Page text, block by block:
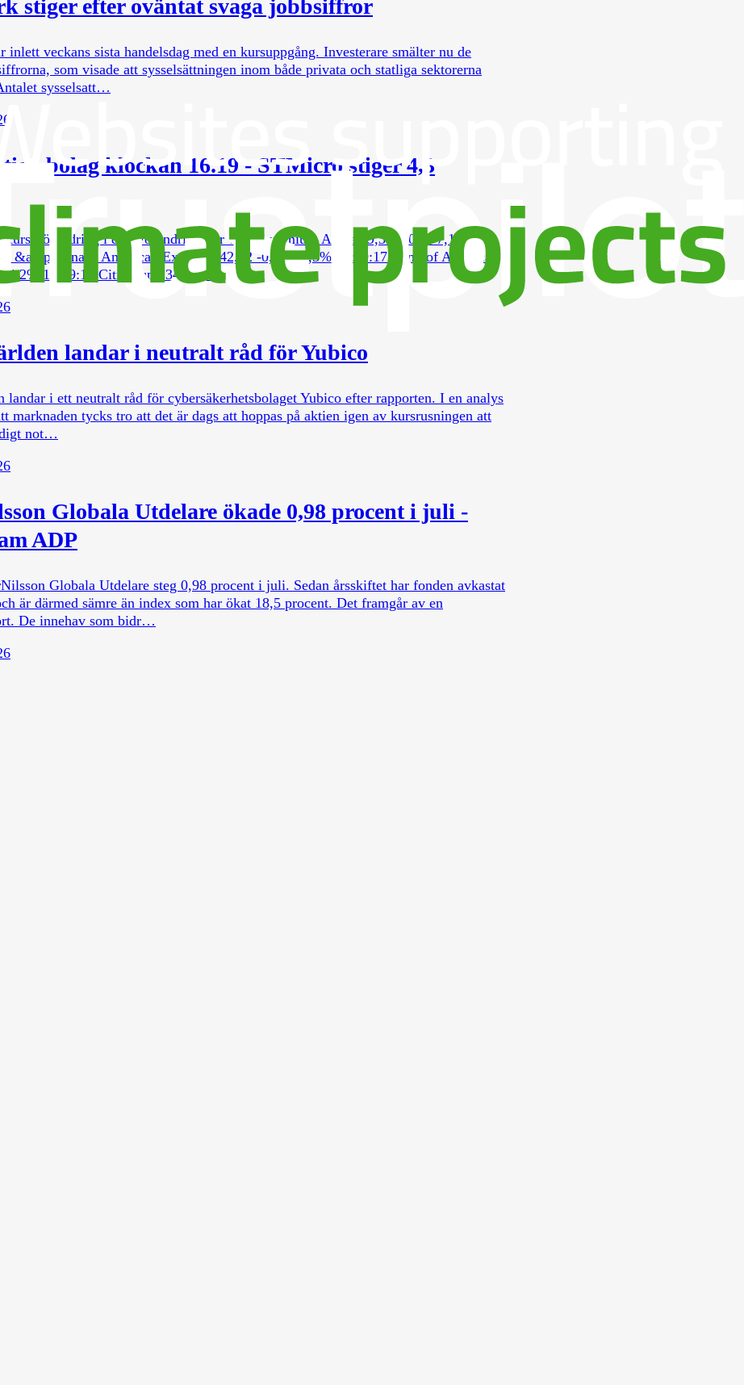
stiger efter oväntat svaga jobbsiffror
inlett veckans sista handelsdag med en kursuppgång. Investerare smälter nu de
som visade att sysselsättningen inom både privata och statliga sektorerna
sysselsatt…
bolag klockan 16.19 - STMicro stiger 4,3
Kurs Förändring i dag Förändring i år Tid Aluminium Alcoa 49,37 4,0% -7,1%
&amp; Finans American Express 342,12 -0,1% -7,5% 16:19:17 Bank of America
16:19:19 Citigroup 134,08…
landar i neutralt råd för Yubico
landar i ett neutralt råd för cybersäkerhetsbolaget Yubico efter rapporten. I en analys
marknaden tycks tro att det är dags att hoppas på aktien igen av kursrusningen att
not…
Globala Utdelare ökade 0,98 procent i juli -
ADP
Globala Utdelare steg 0,98 procent i juli. Sedan årsskiftet har fonden avkastat
är därmed sämre än index som har ökat 18,5 procent. Det framgår av en
De innehav som bidr…